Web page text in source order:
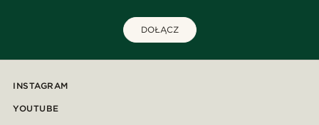
DOŁĄCZ
INSTAGRAM
YOUTUBE